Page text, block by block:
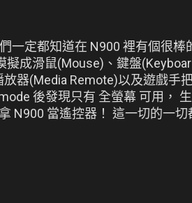
一定都知道在 N900 裡有個很
擬成滑鼠(Mouse)、鍵盤
器(Media Remote)以及遊戲手
後發現只有 全螢幕 可用，
N900 當遙控器！ 這一切的一切